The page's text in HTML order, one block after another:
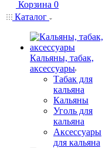
Корзина 0
Каталог
Кальяны, табак,
аксессуары
Табак для
кальяна
Кальяны
Уголь для
кальяна
Аксессуары
для кальяна